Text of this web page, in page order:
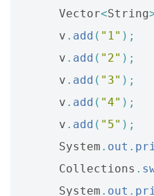
Vector<String
v . add ( "1" );
v . add ( "2" );
v . add ( "3" );
v . add ( "4" );
v . add ( "5" );
System . out .
Collections .
System . out .